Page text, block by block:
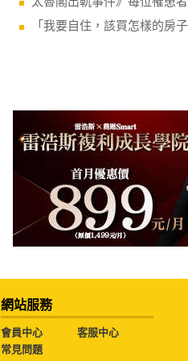
「我要自住，該買怎樣的房
網站服務
會員中心
客服中心
常見問題